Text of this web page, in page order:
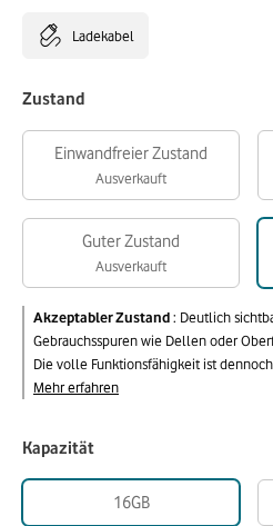
Ladekabel
Zustand
Einwandfreier Zustand
Ausverkauft
Guter Zustand
Ausverkauft
Akzeptabler Zustand: Deutlich
Gebrauchsspuren wie Dellen oder
Die volle Funktionsfähigkeit ist
Mehr erfahren
Kapazität
16GB